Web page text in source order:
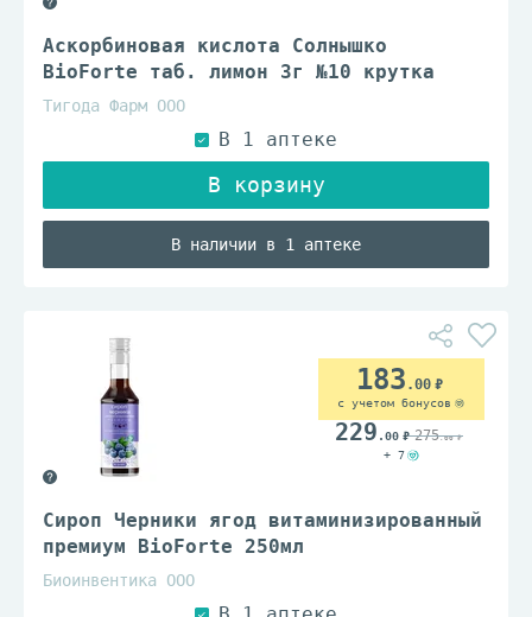
Аскорбиновая кислота Солнышко
BioForte таб. лимон 3г №10 крутка
Тигода Фарм ООО
В наличии в 1 аптеке
Сироп Черники ягод витаминизированный
премиум BioForte 250мл
Биоинвентика ООО
183 .00
с учетом бонусов
229 .00 275.00
+ 7